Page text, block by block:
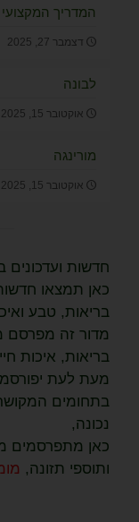
המדריך
דצמבר 27, 2025
לבונה
אוקטובר 15, 2025
מורינגה
אוקטובר 15, 2025
חדשות ועדכונים
כאן תמצאו
בריאות, טבע
מדור זה מפרסם
בריאות, איכות
מעת לעת
בתחומים
נכונה,
כאן מתפרסמים
ותוספי תזונה,